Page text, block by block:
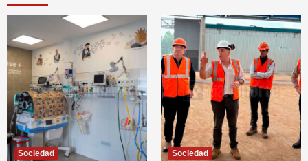
Sociedad Sociedad